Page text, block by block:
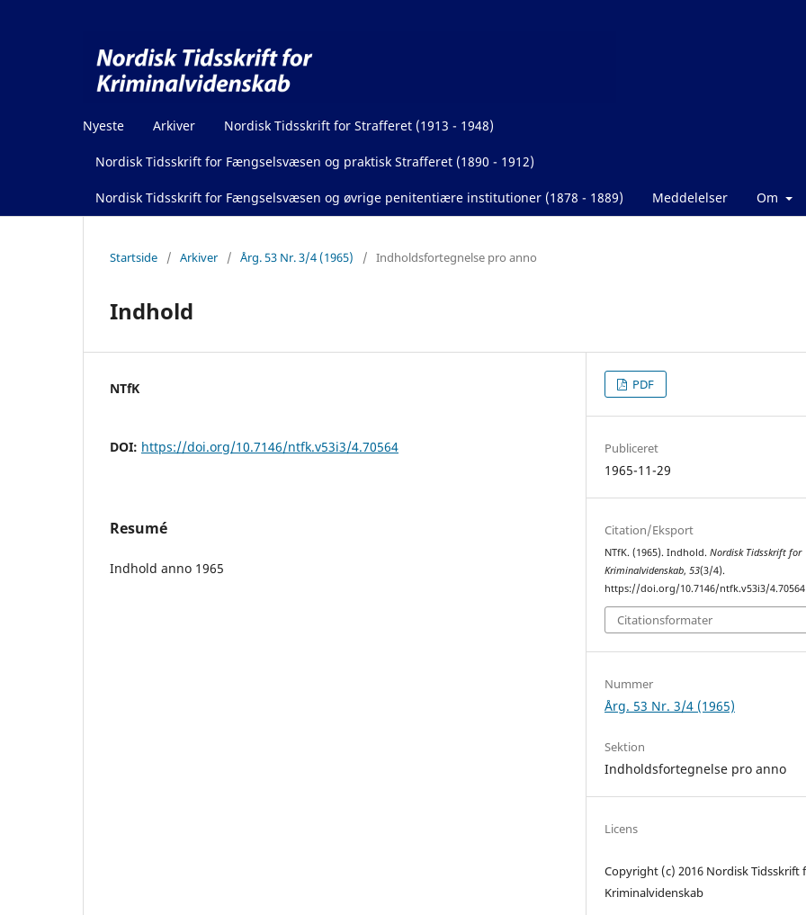
Nyeste Arkiver Nordisk Tidsskrift for Strafferet (1913 - 1948)
Nordisk Tidsskrift for Fængselsvæsen og praktisk Strafferet (1890 - 1912)
Nordisk Tidsskrift for Fængselsvæsen og øvrige penitentiære institutioner (1878 - 1889) Meddelelser Om
Startside / Arkiver / Årg. 53 Nr. 3/4 (1965) / Indholdsfortegnelse pro anno
Indhold
NTfK
DOI: https://doi.org/10.7146/ntfk.v53i3/4.70564
Resumé
Indhold anno 1965
PDF
Publiceret
1965-11-29
Citation/Eksport
NTfK. (1965). Indhold.Nordisk Tidsskrift for
Kriminalvidenskab,53(3/4).
https://doi.org/10.7146/ntfk.v53i3/4.70564
Citationsformater
Nummer
Årg. 53 Nr. 3/4 (1965)
Sektion
Indholdsfortegnelse pro anno
Licens
Copyright (c) 2016 Nordisk Tidsskrift
Kriminalvidenskab